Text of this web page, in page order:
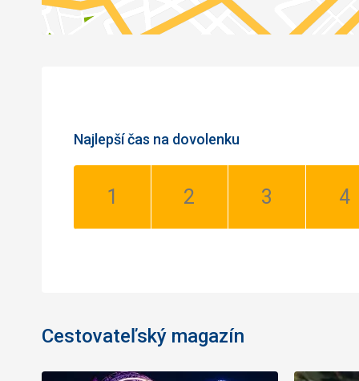
Najlepší čas na dovolenku
Január:
Február:
Marec:
Cestovateľský magazín